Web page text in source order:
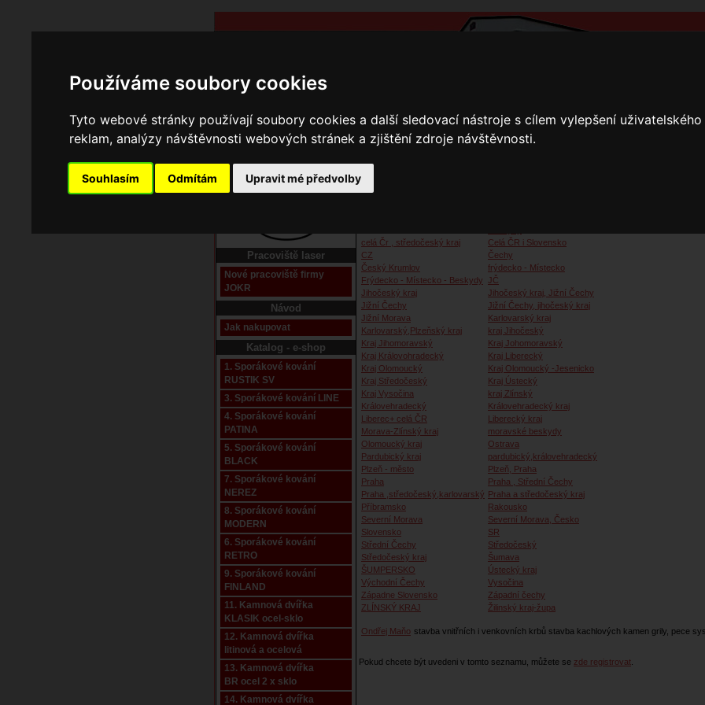
Používáme soubory cookies
Tyto webové stránky používají soubory cookies a další sledovací nástroje s cílem vylepšení
reklam, analýzy návštěvnosti webových stránek a zjištění zdroje návštěvnosti.
Souhlasím Odmítám Upravit mé předvolby
Domů Kontakty
Pracoviště laser
Nové pracoviště firmy
JOKR
Návod
Jak nakupovat
Katalog - e-shop
1. Sporákové kování
RUSTIK SV
3. Sporákové kování LINE
4. Sporákové kování
PATINA
5. Sporákové kování
BLACK
7. Sporákové kování
NEREZ
8. Sporákové kování
MODERN
6. Sporákové kování
RETRO
9. Sporákové kování
FINLAND
11. Kamnová dvířka
KLASIK ocel-sklo
12. Kamnová dvířka
litinová a ocelová
13. Kamnová dvířka
BR ocel 2 x sklo
14. Kamnová dvířka
celá Čr , středočeský kraj
Celá ČR i Slovensko
CZ
Čechy
Český Krumlov
frýdecko - Místecko
Frýdecko - Místecko - Beskydy JČ
Jihočeský kraj
Jihočeský kraj, Jižní Čechy
Jižní Čechy
Jižní Čechy, jihočeský kraj
Jižní Morava
Karlovarský kraj
Karlovarský,Plzeňský kraj
kraj Jihočeský
Kraj Jihomoravský
Kraj Johomoravský
Kraj Královohradecký
Kraj Liberecký
Kraj Olomoucký
Kraj Olomoucký -Jesenicko
Kraj Středočeský
Kraj Ústecký
Kraj Vysočina
kraj Zlínský
Královehradecký
Královehradecký kraj
Liberec+ celá ČR
Liberecký kraj
Morava-Zlínský kraj
moravské beskydy
Olomoucký kraj
Ostrava
Pardubický kraj
pardubický,královehradecký
Plzeň - město
Plzeň, Praha
Praha
Praha , Střední Čechy
Praha ,středočeský,karlovarský Praha a středočeský kraj
Příbramsko
Rakousko
Severní Morava
Severní Morava, Česko
Slovensko
SR
Střední Čechy
Středočeský
Středočeský kraj
Šumava
ŠUMPERSKO
Ústecký kraj
Východní Čechy
Vysočina
Západne Slovensko
Západní čechy
ZLÍNSKÝ KRAJ
Žilinský kraj-župa
Ondřej Maňo stavba vnitřních i venkovních krbů stavba kachlových kamen grily, pece
Pokud chcete být uvedeni v tomto seznamu, můžete se zde registrovat